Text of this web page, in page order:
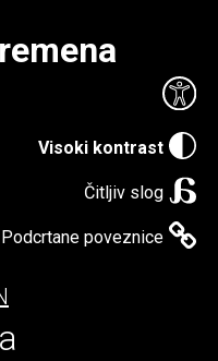
Visoki kontrast
Čitljiv slog
Podcrtane poveznice
knjiga.